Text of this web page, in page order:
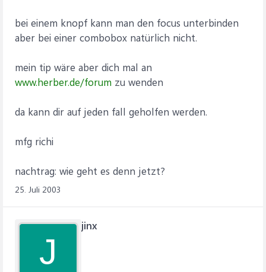
bei einem knopf kann man den focus unterbinden
aber bei einer combobox natürlich nicht.
mein tip wäre aber dich mal an
www.herber.de/forum zu wenden
da kann dir auf jeden fall geholfen werden.
mfg richi
nachtrag: wie geht es denn jetzt?
25. Juli 2003
J
jinx